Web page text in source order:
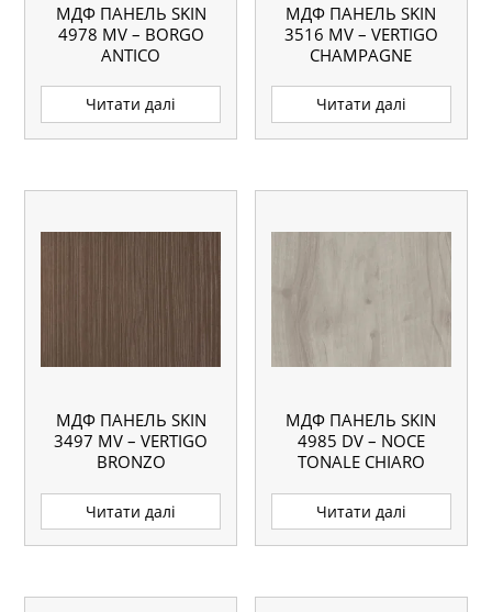
МДФ ПАНЕЛЬ SKIN
4978 MV – BORGO
ANTICO
Читати далі
МДФ ПАНЕЛЬ SKIN
3516 MV – VERTIGO
CHAMPAGNE
Читати далі
МДФ ПАНЕЛЬ SKIN
3497 MV – VERTIGO
BRONZO
Читати далі
МДФ ПАНЕЛЬ SKIN
4985 DV – NOCE
TONALE CHIARO
Читати далі